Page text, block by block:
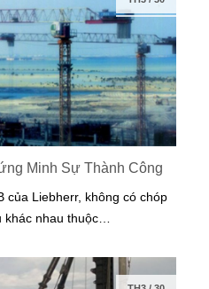
Minh Sự Thành Công
của Liebherr, không có chóp
nhau thuộc…